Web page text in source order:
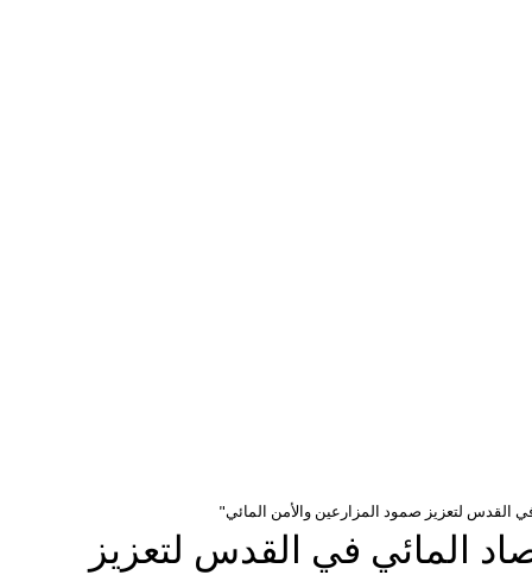
القدس لتعزيز صمود المزارعين والأمن المائي"
المائي في القدس لتعزيز